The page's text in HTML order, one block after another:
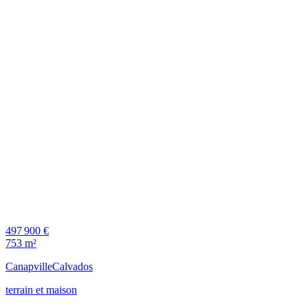
497 900 €
753 m²
CanapvilleCalvados
terrain et maison